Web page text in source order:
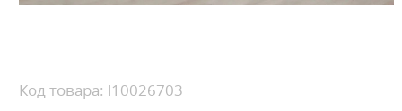
beginning
Код товара: l10026703